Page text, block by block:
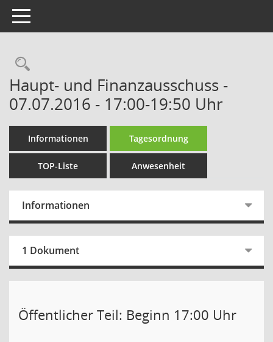
Toggle navigation
Rechercheauswahl
Haupt- und Finanzausschuss -
07.07.2016 - 17:00-19:50 Uhr
Informationen Tagesordnung
TOP-Liste Anwesenheit
Informationen
1 Dokument
Öffentlicher Teil: Beginn 17:00 Uhr